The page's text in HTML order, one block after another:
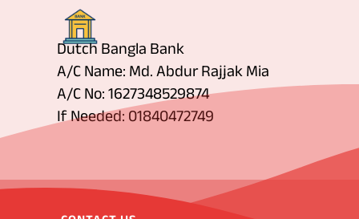
Dutch Bangla Bank
A/C Name: Md. Abdur Rajjak Mia
A/C No: 1627348529874
If Needed: 01840472749